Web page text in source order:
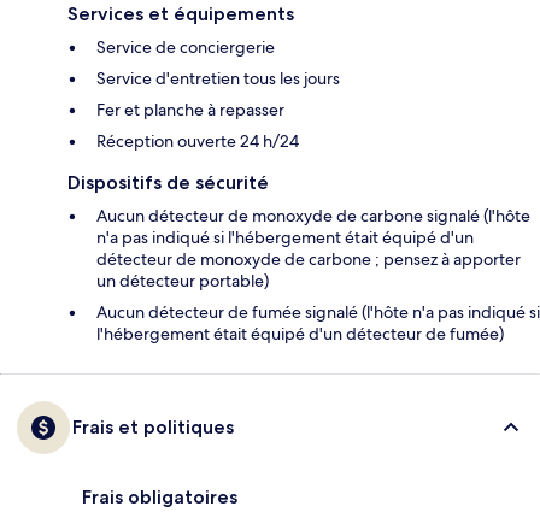
Services et équipements
Service de conciergerie
Service d'entretien tous les jours
Fer et planche à repasser
Réception ouverte 24 h/24
Dispositifs de sécurité
Aucun détecteur de monoxyde de carbone signalé (l'hôte
n'a pas indiqué si l'hébergement était équipé d'un
détecteur de monoxyde de carbone ; pensez à apporter
un détecteur portable)
Aucun détecteur de fumée signalé (l'hôte n'a pas indiqué si
l'hébergement était équipé d'un détecteur de fumée)
Frais et politiques
Frais obligatoires